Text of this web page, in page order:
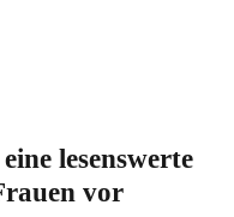
lesenswerte
vor